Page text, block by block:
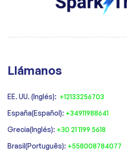
Llámanos
EE. UU. (Inglés): +12133256703
España(Español): +34911988641
‍Grecia(Inglés): +30 21 1199 5618
‍Brasil(Português): +558008784077‍